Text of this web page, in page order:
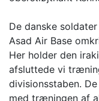
De danske
Asad Air Base
Her holder den
afsluttede vi
divisionsstaben.
med træningen af